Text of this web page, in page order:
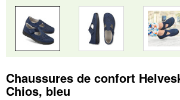
Chaussures de confort
Chios, bleu